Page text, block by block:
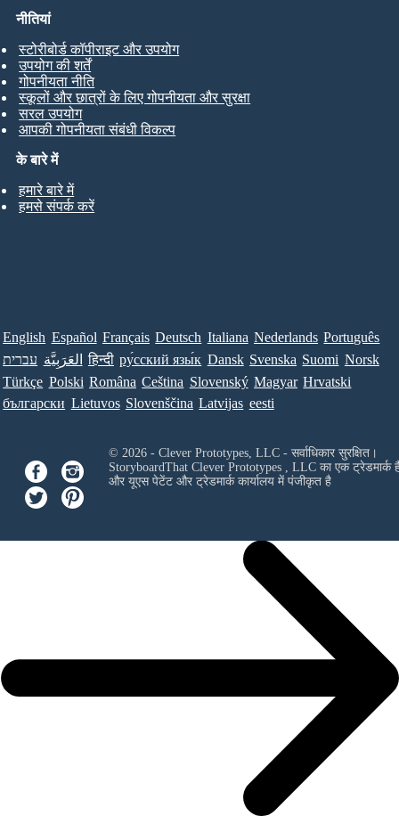
के बारे में
हमारे बारे में
हमसे संपर्क करें
नीतियां
स्टोरीबोर्ड कॉपीराइट और उपयोग
उपयोग की शर्तें
गोपनीयता नीति
स्कूलों और छात्रों के लिए गोपनीयता और सुरक्षा
सरल उपयोग
आपकी गोपनीयता संबंधी विकल्प
English Español Français Deutsch Italiana Nederlands Português
עברית العَرَبِيَّة हिन्दी ру́сский язы́к Dansk Svenska Suomi Norsk
Türkçe Polski Româna Ceština Slovenský Magyar Hrvatski
български Lietuvos Slovenščina Latvijas eesti
© 2026 - Clever Prototypes, LLC - सर्वाधिकार सुरक्षित।
StoryboardThat Clever Prototypes , LLCका एक ट्रेडमार्क
और यूएस पेटेंट और ट्रेडमार्क कार्यालय में पंजीकृत है